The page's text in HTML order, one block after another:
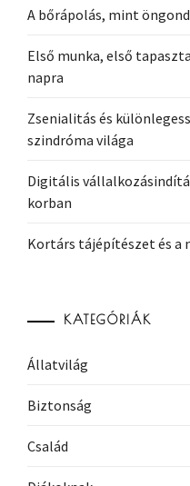
A bőrápolás, mint
Első munka, első
napra
Zsenialitás és
szindróma világa
Digitális
korban
Kortárs tájépítészet és a
KATEGÓRIÁK
Állatvilág
Biztonság
Család